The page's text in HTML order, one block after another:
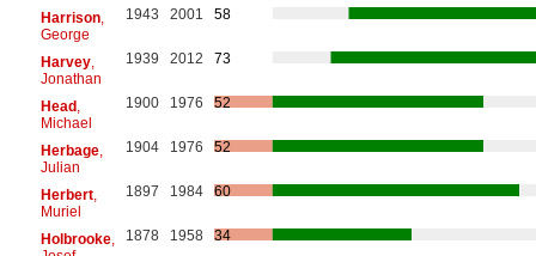
Harrison,
George
1943 2001 58
Harvey,
Jonathan
1939 2012 73
Head,
Michael
1900 1976 52
Herbage,
Julian
1904 1976 52
Herbert,
Muriel
1897 1984 60
Holbrooke,
1878 1958 34